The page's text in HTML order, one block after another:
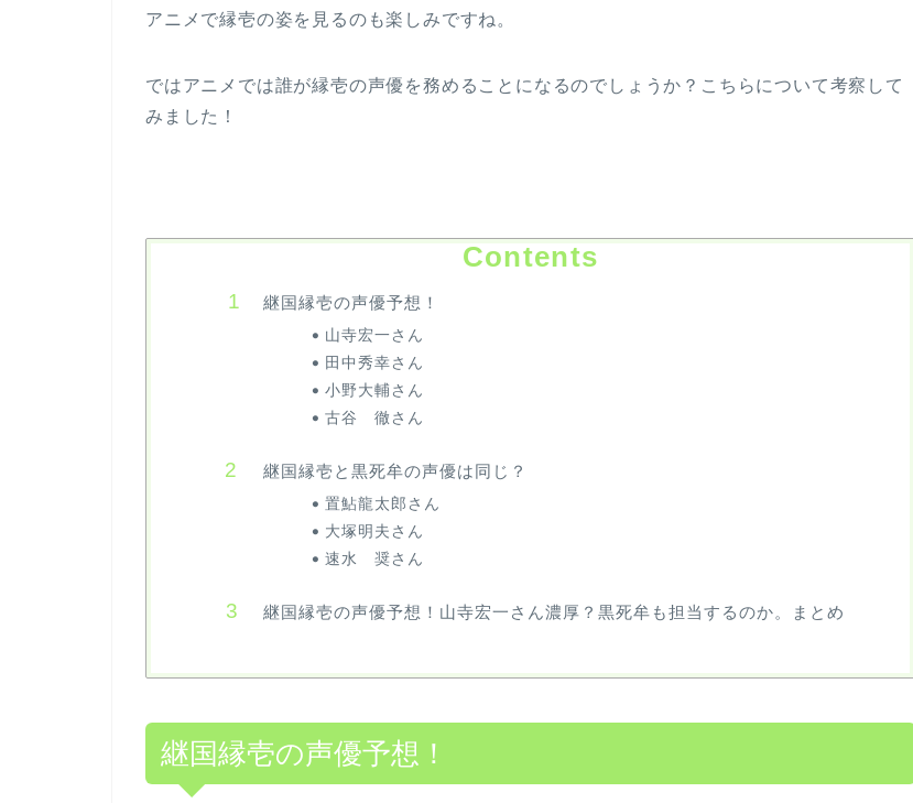
アニメで縁壱の姿を見るのも楽しみですね。
ではアニメでは誰が縁壱の声優を務めることになるのでしょうか？こちらについて考察して
みました！
Contents
継国縁壱の声優予想！
山寺宏一さん
田中秀幸さん
小野大輔さん
古谷 徹さん
継国縁壱と黒死牟の声優は同じ？
置鮎龍太郎さん
大塚明夫さん
速水 奨さん
継国縁壱の声優予想！山寺宏一さん濃厚？黒死牟も担当するのか。まとめ
継国縁壱の声優予想！